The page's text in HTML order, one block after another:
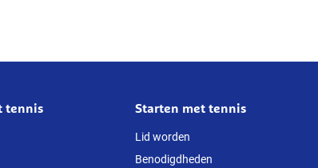
tennis Starten met tennis
Lid worden
Benodigdheden